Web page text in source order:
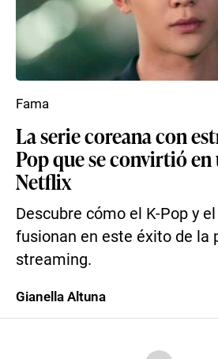
La serie coreana con
Pop que se convirtió
Netflix
Descubre cómo el K-Pop y
fusionan en este éxito de la
streaming.
Fama
Gianella Altuna